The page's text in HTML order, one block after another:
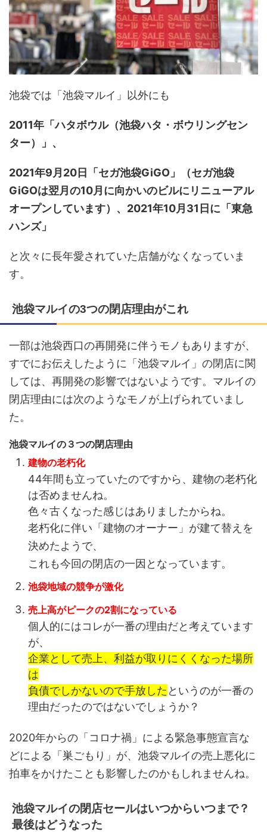
池袋では「池袋マルイ」以外にも
2011年「ハタボウル（池袋ハタ・ボウリングセン
ター）」、
2021年9月20日「セガ池袋GiGO」（セガ池袋
GiGOは翌月の10月に向かいのビルにリニューアル
オープンしています）、2021年10月31日に「東急
ハンズ」
と次々に長年愛されていた店舗がなくなっていま
す。
池袋マルイの3つの閉店理由がこれ
一部は池袋西口の再開発に伴うモノもありますが、
すでにお伝えしたように「池袋マルイ」の閉店に関
しては、再開発の影響ではないようです。マルイの
閉店理由には次のようなモノが上げられていまし
た。
池袋マルイの３つの閉店理由
建物の老朽化
44年間も立っていたのですから、建物の老朽化
は否めませんね。
色々古くなった感じはありましたからね。
老朽化に伴い「建物のオーナー」が建て替えを
決めたようで、
これも今回の閉店の一因となっています。
池袋地域の競争が激化
売上高がピークの2割になっている
個人的にはコレが一番の理由だと考えています
が、
企業として売上、利益が取りにくくなった場所
は
負債でしかないので手放した というのが一番の
理由だったのではないでしょうか？
2020年からの「コロナ禍」による緊急事態宣言な
どによる「巣ごもり」が、池袋マルイの売上悪化に
拍車をかけたことも影響したのかもしれませんね。
池袋マルイの閉店セールはいつからいつまで？
最後はどうなった